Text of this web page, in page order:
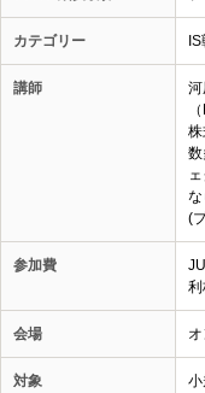
カテゴリー
講師
河
(
参加費
利
会場
対象